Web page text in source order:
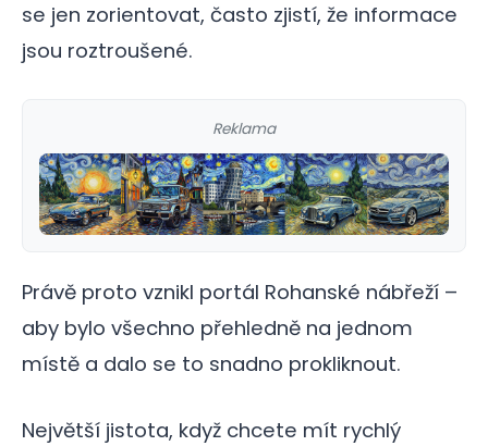
se jen zorientovat, často zjistí, že informace
jsou roztroušené.
Reklama
Právě proto vznikl portál Rohanské nábřeží –
aby bylo všechno přehledně na jednom
místě a dalo se to snadno prokliknout.
Největší jistota, když chcete mít rychlý